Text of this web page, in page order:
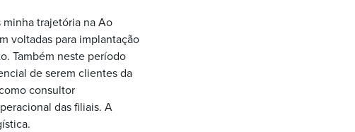
minha trajetória na Ao
voltadas para implantação
Também neste período
de serem clientes da
consultor
das filiais. A